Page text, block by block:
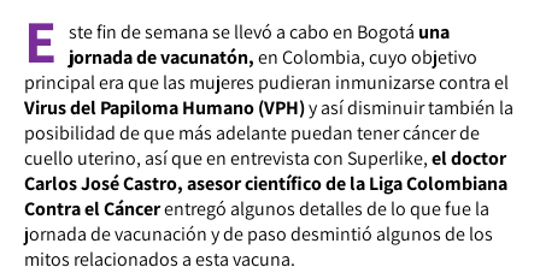
E ste fin de semana se llevó a cabo en Bogotá una
jornada de vacunatón,en Colombia, cuyo objetivo
principal era que las mujeres pudieran inmunizarse contra el
Virus del Papiloma Humano (VPH)y así disminuir también la
posibilidad de que más adelante puedan tener cáncer de
cuello uterino, así que en entrevista con Superlike,el doctor
Carlos José Castro, asesor científico de la Liga Colombiana
Contra el Cáncerentregó algunos detalles de lo que fue la
jornada de vacunación y de paso desmintió algunos de los
mitos relacionados a esta vacuna.